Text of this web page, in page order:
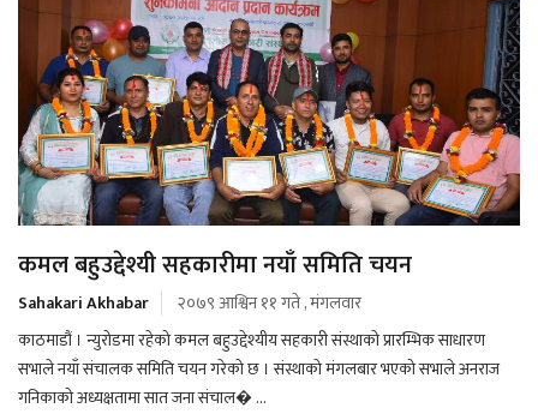
कमल बहुउद्देश्यी सहकारीमा नयाँ समिति चयन
Sahakari Akhabar
२०७९ आश्विन ११ गते , मंगलवार
काठमाडौं । न्युरोडमा रहेको कमल बहुउद्देश्यीय सहकारी संस्थाको प्रारम्भिक साधारण
सभाले नयाँ संचालक समिति चयन गरेको छ । संस्थाको मंगलबार भएको सभाले अनराज
गनिकाको अध्यक्षतामा सात जना संचाल� ...